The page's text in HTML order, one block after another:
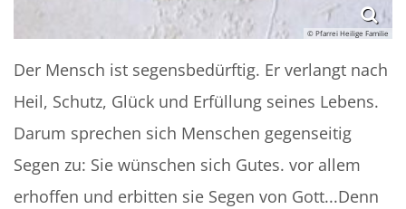
© Pfarrei Heilige Familie
Der Mensch ist segensbedürftig. Er verlangt nach
Heil, Schutz, Glück und Erfüllung seines Lebens.
Darum sprechen sich Menschen gegenseitig
Segen zu: Sie wünschen sich Gutes. vor allem
erhoffen und erbitten sie Segen von Gott...Denn